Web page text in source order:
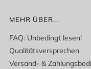
MEHR ÜBER...
FAQ: Unbedingt lesen!
Qualitätsversprechen
Versand- &